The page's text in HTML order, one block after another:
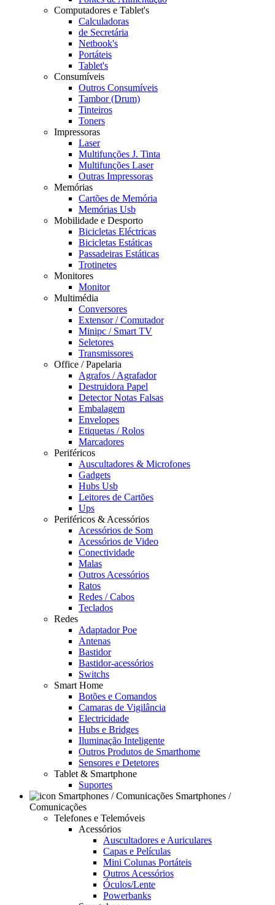
Computadores e Tablet's
Calculadoras
de Secretária
Netbook's
Portáteis
Tablet's
Consumíveis
Outros Consumíveis
Tambor (Drum)
Tinteiros
Toners
Impressoras
Laser
Multifunções J. Tinta
Multifunções Laser
Outras Impressoras
Memórias
Cartões de Memória
Memórias Usb
Mobilidade e Desporto
Bicicletas Eléctricas
Bicicletas Estáticas
Passadeiras Estáticas
Trotinetes
Monitores
Monitor
Multimédia
Conversores
Extensor / Comutador
Minipc / Smart TV
Seletores
Transmissores
Office / Papelaria
Agrafos / Agrafador
Destruidora Papel
Detector Notas Falsas
Embalagem
Envelopes
Etiquetas / Rolos
Marcadores
Periféricos
Auscultadores & Microfones
Gadgets
Hubs Usb
Leitores de Cartões
Ups
Periféricos & Acessórios
Acessórios de Som
Acessórios de Video
Conectividade
Malas
Outros Acessórios
Ratos
Redes / Cabos
Teclados
Redes
Adaptador Poe
Antenas
Bastidor
Bastidor-acessórios
Switchs
Smart Home
Botões e Comandos
Camaras de Vigilância
Electricidade
Hubs e Bridges
Iluminação Inteligente
Outros Produtos de Smarthome
Sensores e Detetores
Tablet & Smartphone
Suportes
Smartphones /
Comunicações
Telefones e Telemóveis
Acessórios
Auscultadores e Auriculares
Capas e Películas
Mini Colunas Portáteis
Outros Acessórios
Óculos/Lente
Powerbanks